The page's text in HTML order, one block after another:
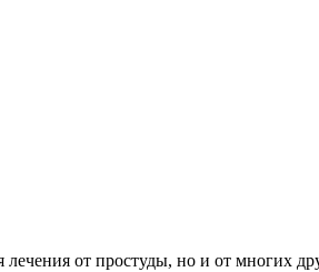
от простуды, но и от многих